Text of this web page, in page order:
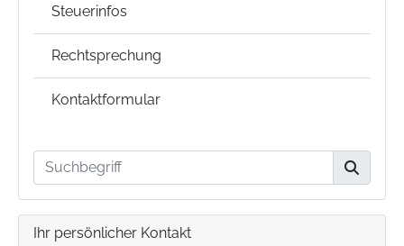
Steuerinfos
Rechtsprechung
Kontaktformular
Ihr persönlicher Kontakt